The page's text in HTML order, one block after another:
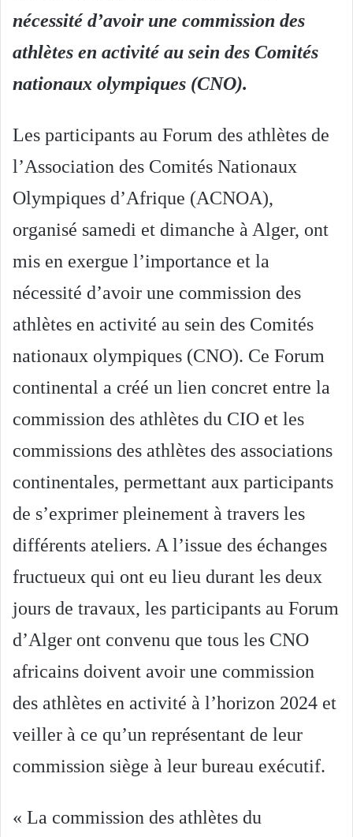
nécessité d’avoir une commission des
athlètes en activité au sein des Comités
nationaux olympiques (CNO).
Les participants au Forum des athlètes de
l’Association des Comités Nationaux
Olympiques d’Afrique (ACNOA),
organisé samedi et dimanche à Alger, ont
mis en exergue l’importance et la
nécessité d’avoir une commission des
athlètes en activité au sein des Comités
nationaux olympiques (CNO). Ce Forum
continental a créé un lien concret entre la
commission des athlètes du CIO et les
commissions des athlètes des associations
continentales, permettant aux participants
de s’exprimer pleinement à travers les
différents ateliers. A l’issue des échanges
fructueux qui ont eu lieu durant les deux
jours de travaux, les participants au Forum
d’Alger ont convenu que tous les CNO
africains doivent avoir une commission
des athlètes en activité à l’horizon 2024 et
veiller à ce qu’un représentant de leur
commission siège à leur bureau exécutif.
« La commission des athlètes du